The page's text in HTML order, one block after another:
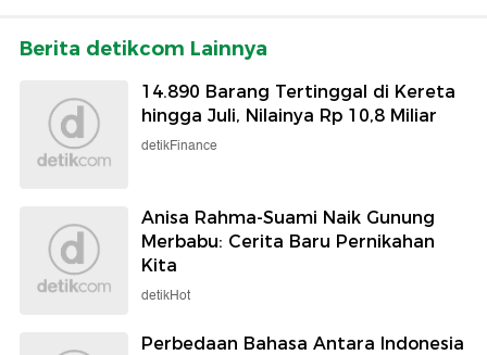
Berita detikcom Lainnya
14.890 Barang Tertinggal di Kereta
hingga Juli, Nilainya Rp 10,8 Miliar
detikFinance
Anisa Rahma-Suami Naik Gunung
Merbabu: Cerita Baru Pernikahan
Kita
detikHot
Perbedaan Bahasa Antara Indonesia